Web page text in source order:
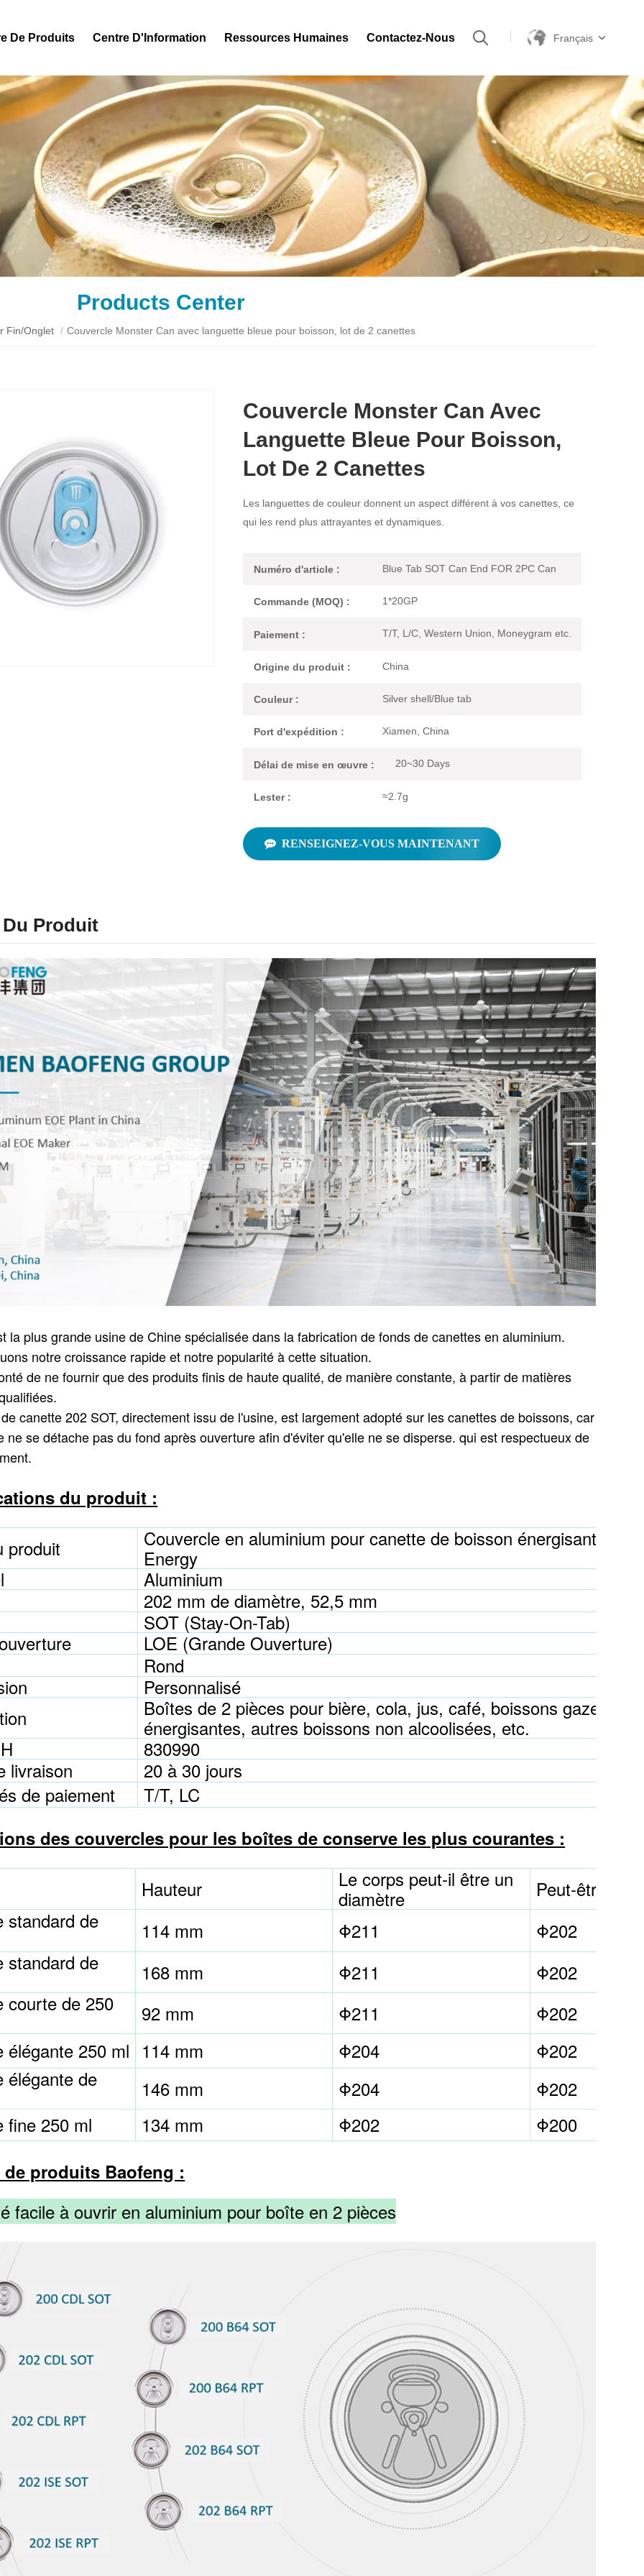
De Produits Centre D'Information Ressources Humaines Contactez-Nous Français
Products Center
Fin/Onglet / Couvercle Monster Can avec languette bleue pour boisson, lot de 2 canettes
Couvercle Monster Can Avec
Languette Bleue Pour Boisson,
Lot De 2 Canettes
Les languettes de couleur donnent un aspect différent à vos canettes, ce
qui les rend plus attrayantes et dynamiques.
Numéro d'article : Blue Tab SOT Can End FOR 2PC Can
Commande (MOQ) : 1*20GP
Paiement : T/T, L/C, Western Union, Moneygram etc.
Origine du produit : China
Couleur : Silver shell/Blue tab
Port d'expédition : Xiamen, China
Délai de mise en œuvre : 20~30 Days
Lester : ≈2.7g
RENSEIGNEZ-VOUS MAINTENANT
Produit
la plus grande usine de Chine spécialisée dans la fabrication de fonds de canettes en aluminium.
notre croissance rapide et notre popularité à cette situation.
de ne fournir que des produits finis de haute qualité, de manière constante, à partir de matières
canette 202 SOT, directement issu de l'usine, est largement adopté sur les canettes de boissons, car
ne se détache pas du fond après ouverture afin d'éviter qu'elle ne se disperse.qui est respectueux de
du produit :
produit
Couvercle en aluminium pour canette de boisson énergisante
Energy
Aluminium
202 mm de diamètre, 52,5 mm
SOT (Stay-On-Tab)
LOE (Grande Ouverture)
Rond
Personnalisé
Boîtes de 2 pièces pour bière, cola, jus, café, boissons
énergisantes, autres boissons non alcoolisées, etc.
830990
livraison
20 à 30 jours
de paiement
T/T, LC
des couvercles pour les boîtes de conserve les plus courantes :
Hauteur
Le corps peut-il être un
diamètre
Peut-être fin
standard de
114 mm Φ211
Φ202
standard de
168 mm Φ211
Φ202
courte de 250
92 mm Φ211
Φ202
élégante 250 ml 114 mm Φ204
Φ202
élégante de
146 mm Φ204
Φ202
fine 250 ml
134 mm Φ202 Φ200
de produits Baofeng :
facile à ouvrir en aluminium pour boîte en 2 pièces